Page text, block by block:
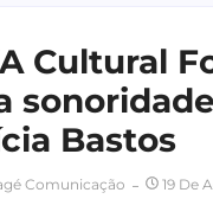
Cultural
Bastos
Comunicação 19 De